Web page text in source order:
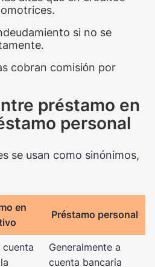
si no se
cobran comisión por
préstamo en
personal
se usan como sinónimos,
en
Préstamo personal
cuenta
Generalmente a
cuenta bancaria